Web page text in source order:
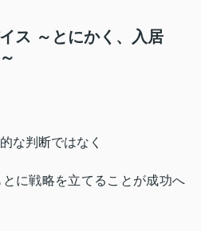
ス ～とにかく、入居
な判断ではなく
に戦略を立てることが成功へ